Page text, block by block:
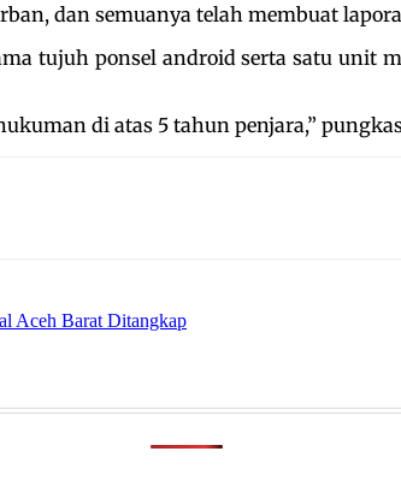
dan semuanya telah membuat
tujuh ponsel android serta satu unit
di atas 5 tahun penjara,”
Aceh Barat Ditangkap